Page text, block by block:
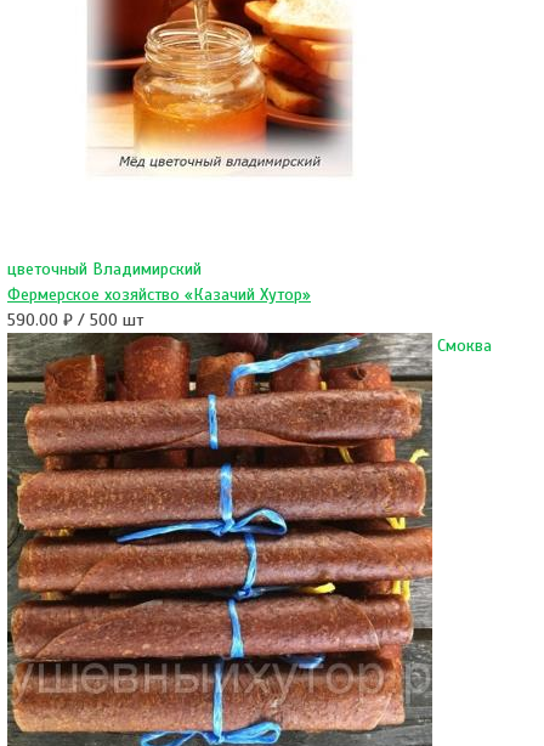
цветочный Владимирский
Фермерское хозяйство «Казачий Хутор»
590.00 ₽ / 500 шт
Смоква